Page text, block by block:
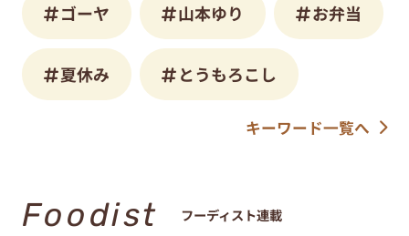
ゴーヤ 山本ゆり お弁当
夏休み とうもろこし
キーワード一覧へ
Foodist フーディスト連載